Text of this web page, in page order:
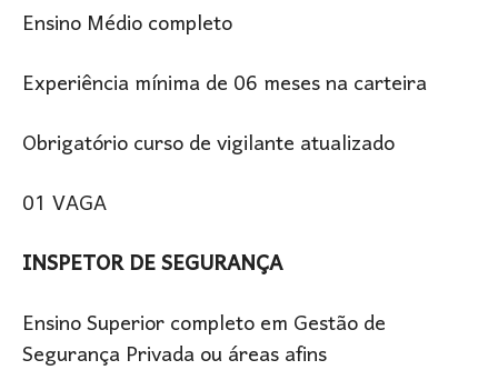
Ensino Médio completo
Experiência mínima de 06 meses na carteira
Obrigatório curso de vigilante atualizado
01 VAGA
INSPETOR DE SEGURANÇA
Ensino Superior completo em Gestão de
Segurança Privada ou áreas afins